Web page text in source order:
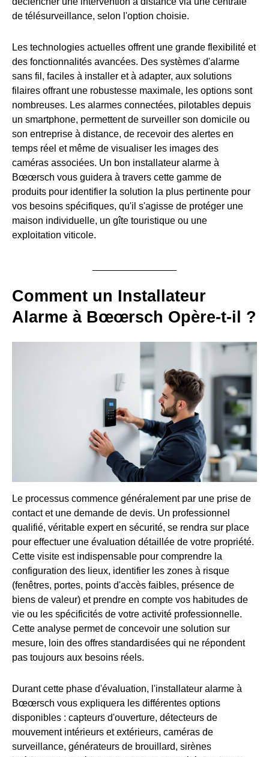
de télésurveillance, selon l'option choisie.
Les technologies actuelles offrent une grande flexibilité et
des fonctionnalités avancées. Des systèmes d'alarme
sans fil, faciles à installer et à adapter, aux solutions
filaires offrant une robustesse maximale, les options sont
nombreuses. Les alarmes connectées, pilotables depuis
un smartphone, permettent de surveiller son domicile ou
son entreprise à distance, de recevoir des alertes en
temps réel et même de visualiser les images des
caméras associées. Un bon installateur alarme à
Bœœrsch vous guidera à travers cette gamme de
produits pour identifier la solution la plus pertinente pour
vos besoins spécifiques, qu'il s'agisse de protéger une
maison individuelle, un gîte touristique ou une
exploitation viticole.
Comment un Installateur
Alarme à Bœœrsch Opère-t-il ?
Le processus commence généralement par une prise de
contact et une demande de devis. Un professionnel
qualifié, véritable expert en sécurité, se rendra sur place
pour effectuer une évaluation détaillée de votre propriété.
Cette visite est indispensable pour comprendre la
configuration des lieux, identifier les zones à risque
(fenêtres, portes, points d'accès faibles, présence de
biens de valeur) et prendre en compte vos habitudes de
vie ou les spécificités de votre activité professionnelle.
Cette analyse permet de concevoir une solution sur
mesure, loin des offres standardisées qui ne répondent
pas toujours aux besoins réels.
Durant cette phase d'évaluation, l'installateur alarme à
Bœœrsch vous expliquera les différentes options
disponibles : capteurs d'ouverture, détecteurs de
mouvement intérieurs et extérieurs, caméras de
surveillance, générateurs de brouillard, sirènes